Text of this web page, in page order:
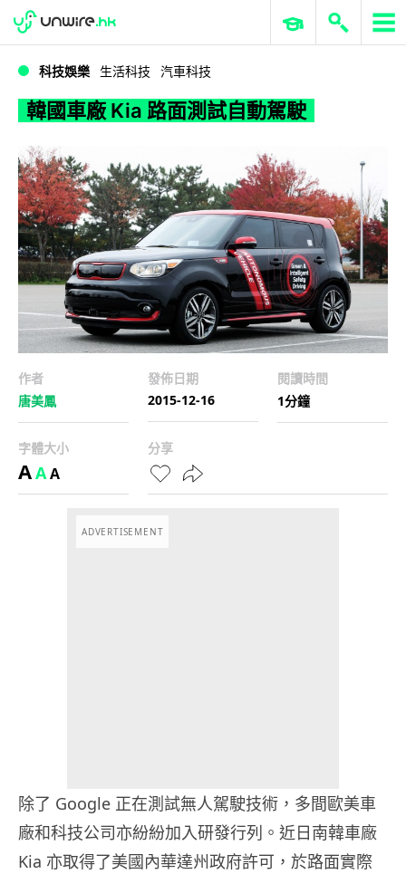
韓國車廠 Kia 路面測試自動駕駛
WWDC 2026 ERP 與商業 AI
科技娛樂 生活科技 汽車科技
韓國車廠 Kia 路面測試自動駕駛
作者
唐美鳳
發佈日期
2015-12-16
閱讀時間
1分鐘
字體大小
AAA
分享
ADVERTISEMENT
除了 Google 正在測試無人駕駛技術，多間歐美車
廠和科技公司亦紛紛加入研發行列。近日南韓車廠
Kia 亦取得了美國內華達州政府許可，於路面實際